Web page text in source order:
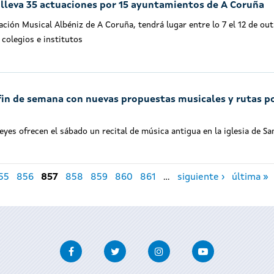
35 actuaciones por 15 ayuntamientos de A Coruña
Musical Albéniz de A Coruña, tendrá lugar entre lo 7 el 12 de
e institutos
de semana con nuevas propuestas musicales y rutas
ofrecen el sábado un recital de música antigua en la iglesia de
856 857 858 859 860 861 … siguiente › última »
FacebookTwitter InstagramYoutube